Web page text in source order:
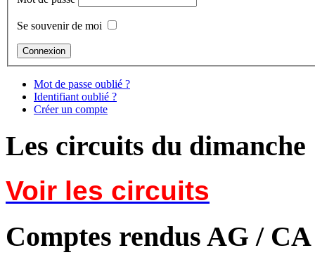
Se souvenir de moi
Mot de passe oublié ?
Identifiant oublié ?
Créer un compte
Les circuits du dimanche
Voir les circuits
Comptes rendus AG / CA